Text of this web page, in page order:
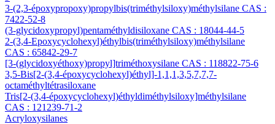
3-(2,3-époxypropoxy)propylbis(triméthylsiloxy)méthylsilane CAS :
7422-52-8
(3-glycidoxypropyl)pentaméthyldisiloxane CAS : 18044-44-5
2-(3,4-Epoxycyclohexyl)éthylbis(triméthylsiloxy)méthylsilane
CAS : 65842-29-7
[3-(glycidoxyéthoxy)propyl]triméthoxysilane CAS : 118822-75-6
3,5-Bis[2-(3,4-époxycyclohexyl)éthyl]-1,1,1,3,5,7,7,7-
octaméthyltétrasiloxane
Tris[2-(3,4-époxycyclohexyl)éthyldiméthylsiloxy]méthylsilane
CAS : 121239-71-2
Acryloxysilanes